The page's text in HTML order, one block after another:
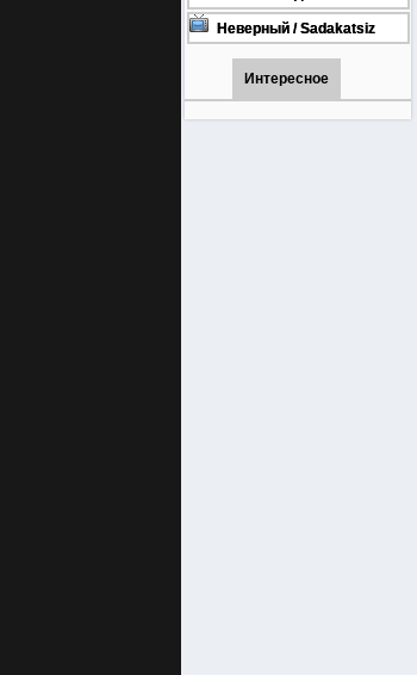
онлайн бесплатно
1001 (Турецкий сериал Все
серии) 1-90 серия
Неверный / Sadakatsiz
Все серии турецкий сериал
смотреть онлайн на
русском языке
Интересное